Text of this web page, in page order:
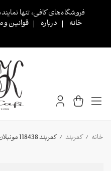
فروشگاه‌های کافی، تنها
خانه
درباره قوانین و
خانه / کمربند / کمربند 118438 مونبلان